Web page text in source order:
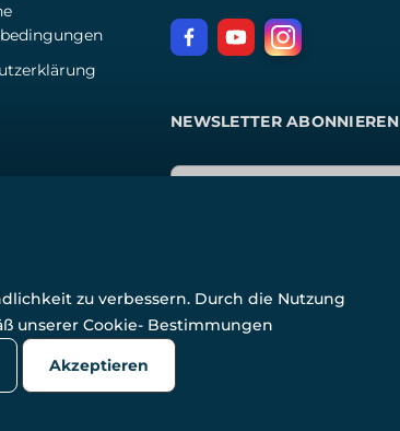
NEWSLETTER ABONNIEREN
www.wulflund.de 2007-2026.
, protected by reCAPTCHA.
zu verbessern. Durch die Nutzung
unserer Cookie- Bestimmungen
Akzeptieren